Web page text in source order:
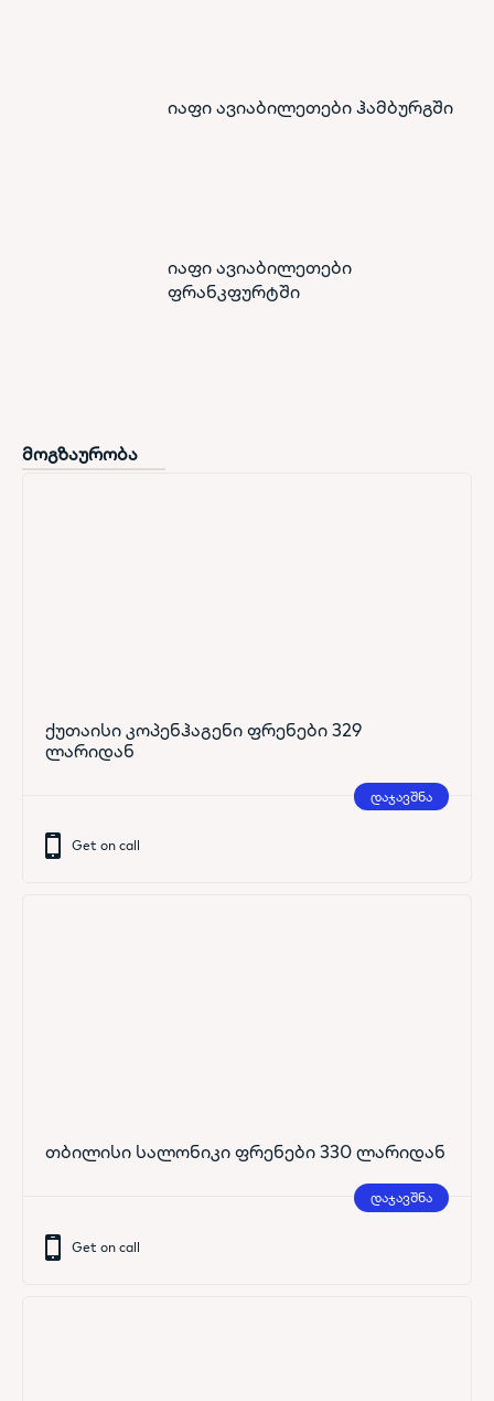
იაფი ავიაბილეთები ჰამბურგში
იაფი ავიაბილეთები
ფრანკფურტში
მოგზაურობა
ქუთაისი კოპენჰაგენი ფრენები 329
ლარიდან
დაჯავშნა
Get on call
თბილისი სალონიკი ფრენები 330 ლარიდან
დაჯავშნა
Get on call